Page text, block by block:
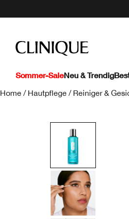
Sommer-SaleNeu & Trendig
Home / Hautpflege / Reiniger &